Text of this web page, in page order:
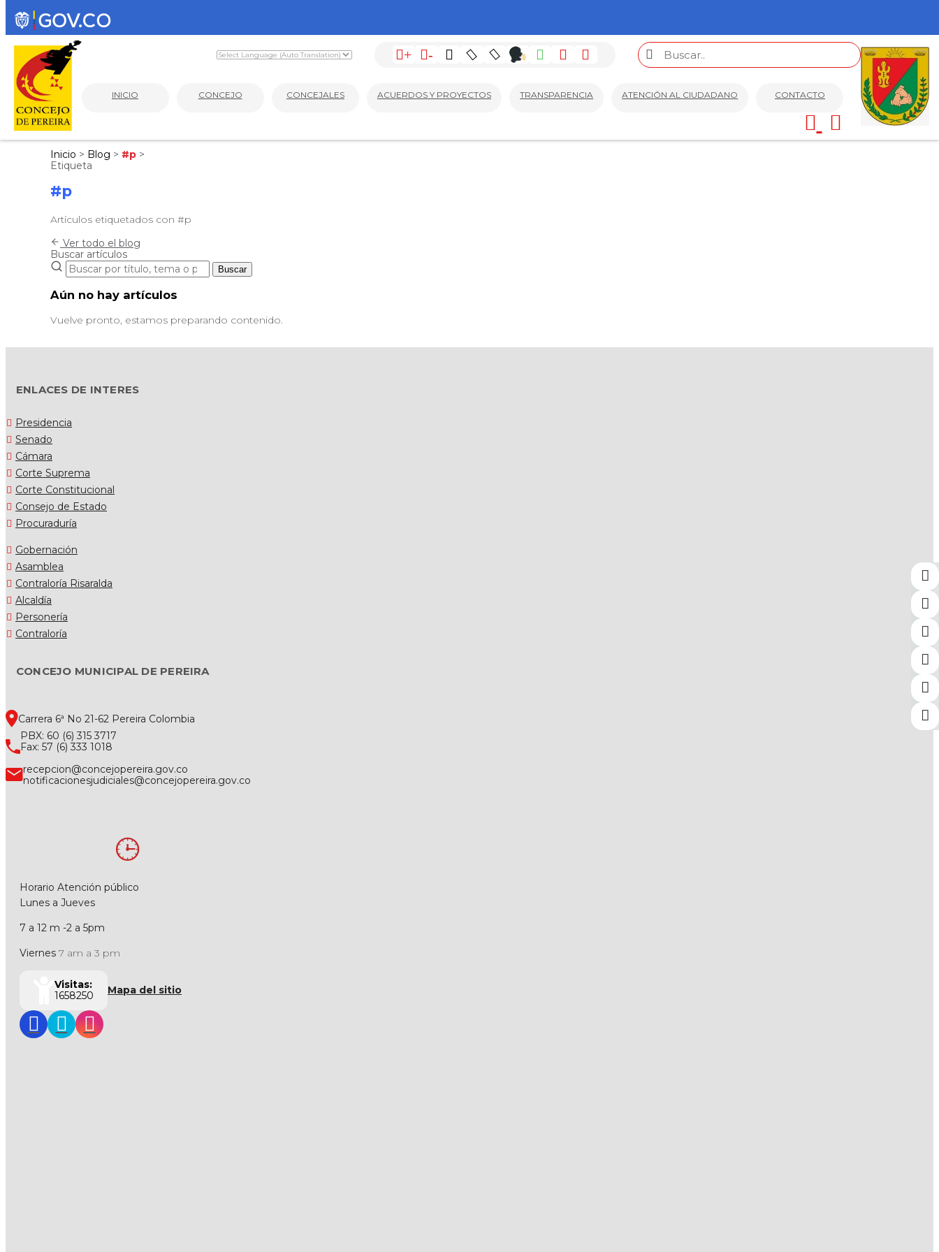
+ -
INICIO CONCEJO CONCEJALES ACUERDOS Y PROYECTOS TRANSPARENCIA ATENCIÓN AL CIUDADANO CONTACTO
Inicio > Blog > #p >
Etiqueta
#p
Artículos etiquetados con #p
Ver todo el blog
Buscar artículos
Buscar
Aún no hay artículos
Vuelve pronto, estamos preparando contenido.
ENLACES DE INTERES
Presidencia
Senado
Cámara
Corte Suprema
Corte Constitucional
Consejo de Estado
Procuraduría
Gobernación
Asamblea
Contraloría Risaralda
Alcaldía
Personería
Contraloría
CONCEJO MUNICIPAL DE PEREIRA
Carrera 6ª No 21-62 Pereira Colombia
PBX: 60 (6) 315 3717
Fax: 57 (6) 333 1018
recepcion@concejopereira.gov.co
notificacionesjudiciales@concejopereira.gov.co
Horario Atención público
Lunes a Jueves
7 a 12 m -2 a 5pm
Viernes 7 am a 3 pm
Visitas:
1658250
Mapa del sitio